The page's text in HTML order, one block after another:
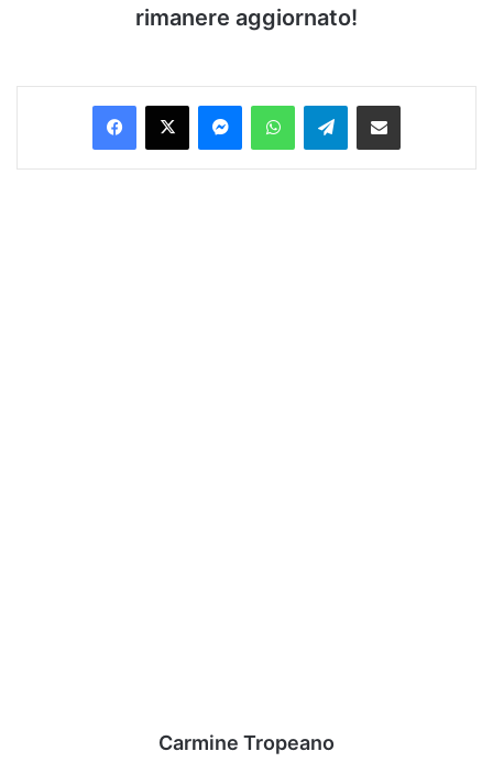
rimanere aggiornato!
Facebook
X MessengerWhatsAppTelegramCondividi via Email
Carmine Tropeano